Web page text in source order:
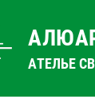
АТЕЛЬЕ